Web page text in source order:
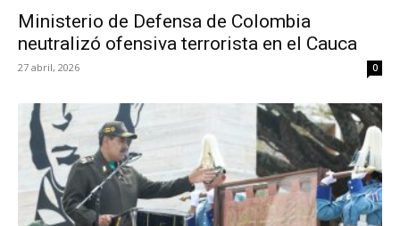
Ministerio de Defensa de Colombia
neutralizó ofensiva terrorista en el Cauca
27 abril, 2026 0